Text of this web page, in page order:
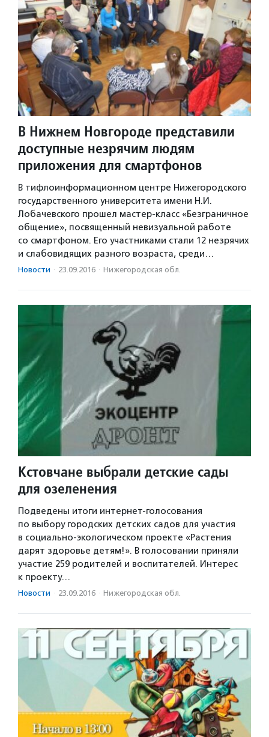
В Нижнем Новгороде представили
доступные незрячим людям
приложения для смартфонов
В тифлоинформационном центре Нижегородского
государственного университета имени Н.И.
Лобачевского прошел мастер-класс «Безграничное
общение», посвященный невизуальной работе
со смартфоном. Его участниками стали 12 незрячих
и слабовидящих разного возраста, среди…
Новости · 23.09.2016 · Нижегородская обл.
Кстовчане выбрали детские сады
для озеленения
Подведены итоги интернет-голосования
по выбору городских детских садов для участия
в социально-экологическом проекте «Растения
дарят здоровье детям!». В голосовании приняли
участие 259 родителей и воспитателей. Интерес
к проекту…
Новости · 23.09.2016 · Нижегородская обл.